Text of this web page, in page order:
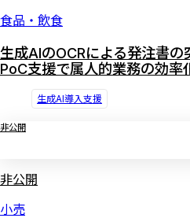
食品・飲食
生成AIのOCRによる発注書
PoC支援で属人的業務の効率
生成AI導入支援
非公開
非公開
小売